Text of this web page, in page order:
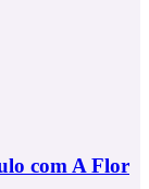
com A Flor